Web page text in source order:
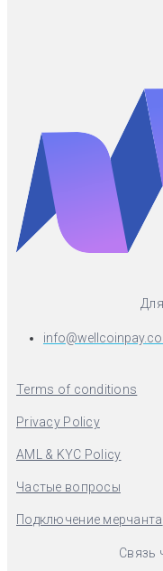
Terms of conditions
Privacy Policy
AML & KYC Policy
Частые вопросы
Подключение мерчанта
Связь